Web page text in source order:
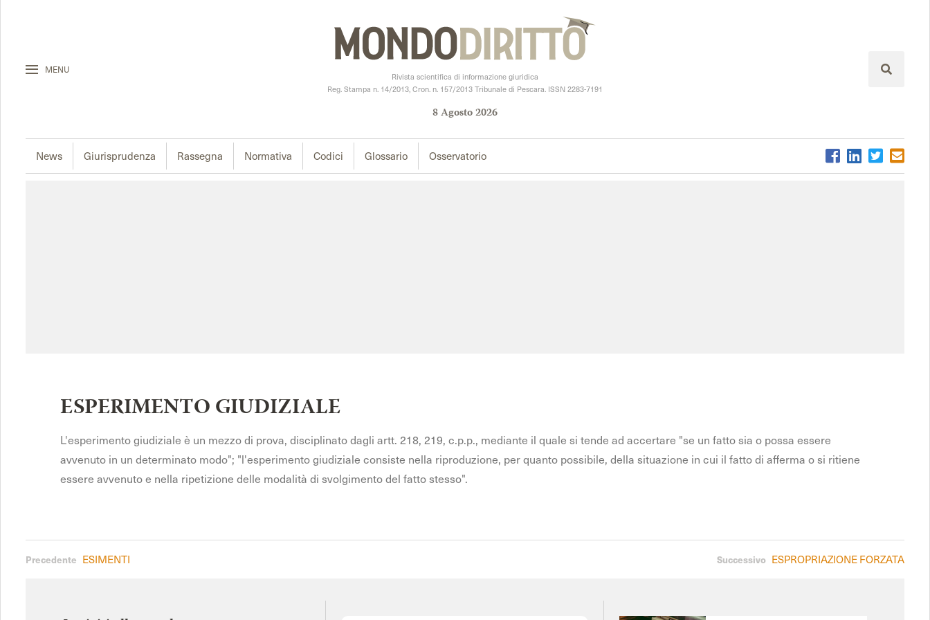
MENU
Rivista scientifica di informazione giuridica
Reg. Stampa n. 14/2013, Cron. n. 157/2013 Tribunale di Pescara. ISSN 2283-7191
8Agosto2026
News Giurisprudenza Rassegna Normativa Codici Glossario Osservatorio
ESPERIMENTO GIUDIZIALE
L'esperimento giudiziale è un mezzo di prova, disciplinato dagli artt. 218, 219, c.p.p., mediante il quale si tende ad accertare "se un fatto sia o possa essere
avvenuto in un determinato modo"; "l'esperimento giudiziale consiste nella riproduzione, per quanto possibile, della situazione in cui il fatto di afferma o si ritiene
essere avvenuto e nella ripetizione delle modalità di svolgimento del fatto stesso".
Precedente ESIMENTI Successivo ESPROPRIAZIONE FORZATA